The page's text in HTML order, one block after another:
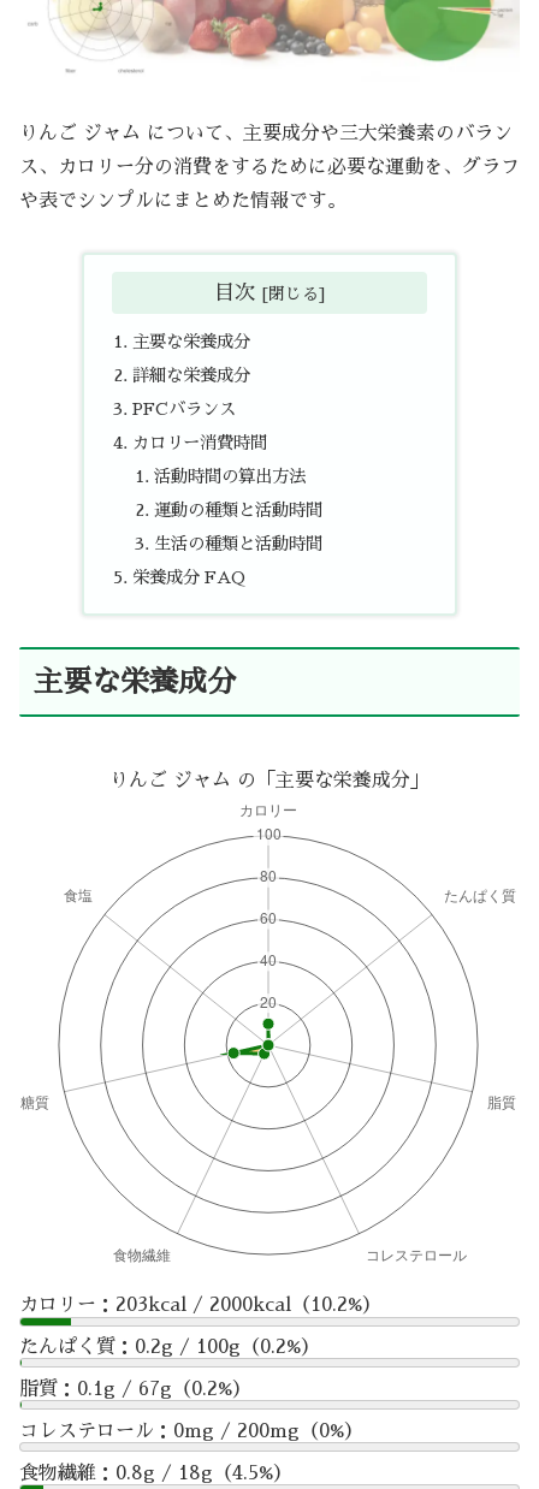
りんご ジャム について、主要成分や三大栄養素のバラン
ス、カロリー分の消費をするために必要な運動を、グラフ
や表でシンプルにまとめた情報です。
目次
主要な栄養成分
詳細な栄養成分
PFCバランス
カロリー消費時間
活動時間の算出方法
運動の種類と活動時間
生活の種類と活動時間
栄養成分 FAQ
主要な栄養成分
りんご ジャム の「主要な栄養成分」
カロリー：203kcal / 2000kcal（10.2%）
たんぱく質：0.2g / 100g（0.2%）
脂質：0.1g / 67g（0.2%）
コレステロール：0mg / 200mg（0%）
食物繊維：0.8g / 18g（4.5%）